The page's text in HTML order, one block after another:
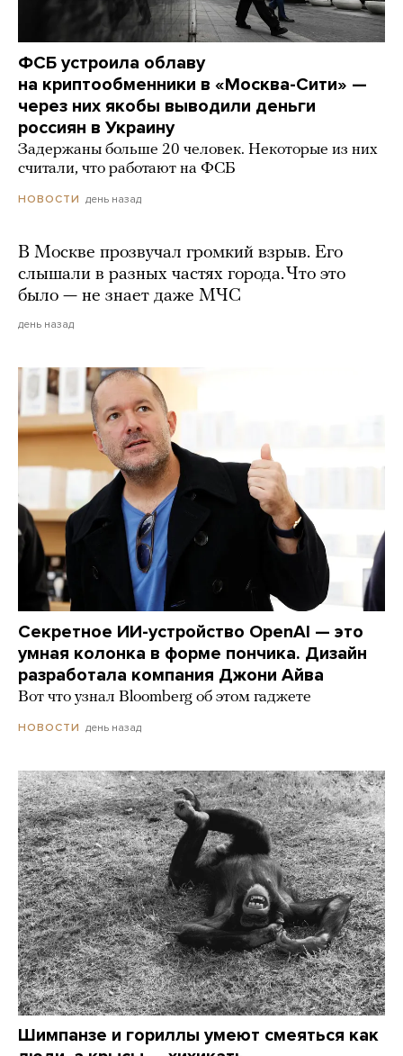
ФСБ устроила облаву
на криптообменники в «Москва-Сити» —
через них якобы выводили деньги
россиян в Украину
Задержаны больше 20 человек. Некоторые из них
считали, что работают на ФСБ
НОВОСТИ день назад
В Москве прозвучал громкий взрыв. Его
слышали в разных частях города. Что это
было — не знает даже МЧС
день назад
Секретное ИИ-устройство OpenAI — это
умная колонка в форме пончика. Дизайн
разработала компания Джони Айва
Вот что узнал Bloomberg об этом гаджете
НОВОСТИ день назад
Шимпанзе и гориллы умеют смеяться как